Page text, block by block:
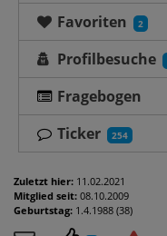
Favoriten 2
Profilbesuche
Fragebogen
Ticker
254
Zuletzt hier: 11.02.2021
Mitglied seit: 08.10.2009
Geburtstag: 1.4.1988 (38)